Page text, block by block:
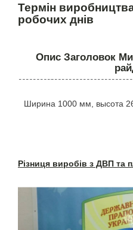
Термін
робочих днів
Опис Заголовок
Ширина 1000 мм, высота
Різниця виробів з ДВП та